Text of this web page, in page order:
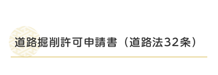
道路掘削許可申請書（道路法32条）